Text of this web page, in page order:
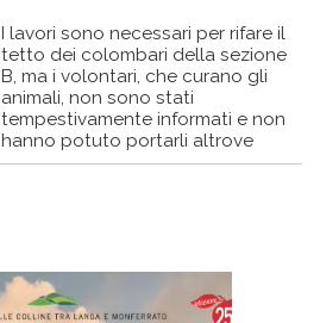
I lavori sono necessari per rifare il
tetto dei colombari della sezione
B, ma i volontari, che curano gli
animali, non sono stati
tempestivamente informati e non
hanno potuto portarli altrove